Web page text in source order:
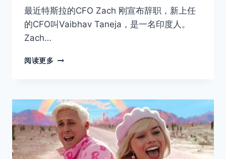
最近特斯拉的CFO Zach 刚宣布辞职，新上任
的CFO叫Vaibhav Taneja，是一名印度人。
Zach…
阅读更多 为
国
很
多
的
首
席